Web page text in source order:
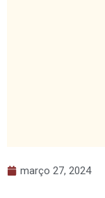
março 27, 2024